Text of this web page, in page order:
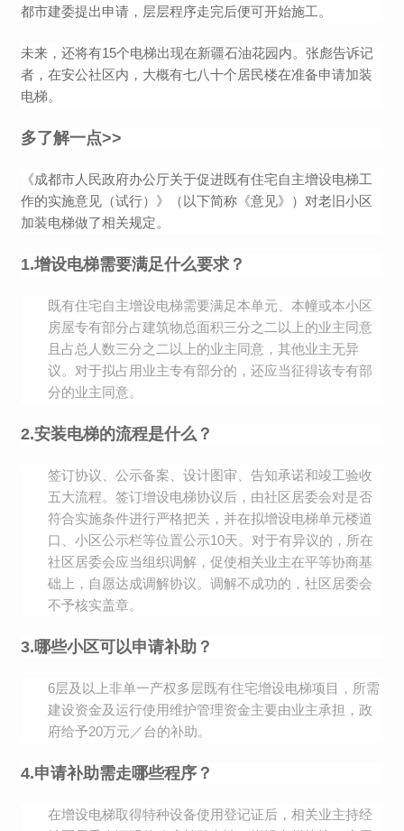
都市建委提出申请，层层程序走完后便可开始施工。
未来，还将有15个电梯出现在新疆石油花园内。张彪告诉记
者，在安公社区内，大概有七八十个居民楼在准备申请加装
电梯。
多了解一点>>
《成都市人民政府办公厅关于促进既有住宅自主增设电梯工
作的实施意见（试行）》（以下简称《意见》）对老旧小区
加装电梯做了相关规定。
1.增设电梯需要满足什么要求？
既有住宅自主增设电梯需要满足本单元、本幢或本小区
房屋专有部分占建筑物总面积三分之二以上的业主同意
且占总人数三分之二以上的业主同意，其他业主无异
议。对于拟占用业主专有部分的，还应当征得该专有部
分的业主同意。
2.安装电梯的流程是什么？
签订协议、公示备案、设计图审、告知承诺和竣工验收
五大流程。签订增设电梯协议后，由社区居委会对是否
符合实施条件进行严格把关，并在拟增设电梯单元楼道
口、小区公示栏等位置公示10天。对于有异议的，所在
社区居委会应当组织调解，促使相关业主在平等协商基
础上，自愿达成调解协议。调解不成功的，社区居委会
不予核实盖章。
3.哪些小区可以申请补助？
6层及以上非单一产权多层既有住宅增设电梯项目，所需
建设资金及运行使用维护管理资金主要由业主承担，政
府给予20万元／台的补助。
4.申请补助需走哪些程序？
在增设电梯取得特种设备使用登记证后，相关业主持经